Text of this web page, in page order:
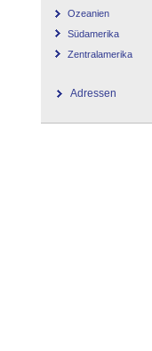
Ozeanien
Südamerika
Zentralamerika
Adressen